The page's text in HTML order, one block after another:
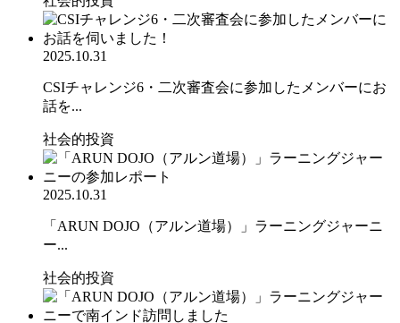
2025.10.31
CSIチャレンジ6・二次審査会に参加したメンバーにお
話を...
社会的投資
2025.10.31
「ARUN DOJO（アルン道場）」ラーニングジャーニ
ー...
社会的投資